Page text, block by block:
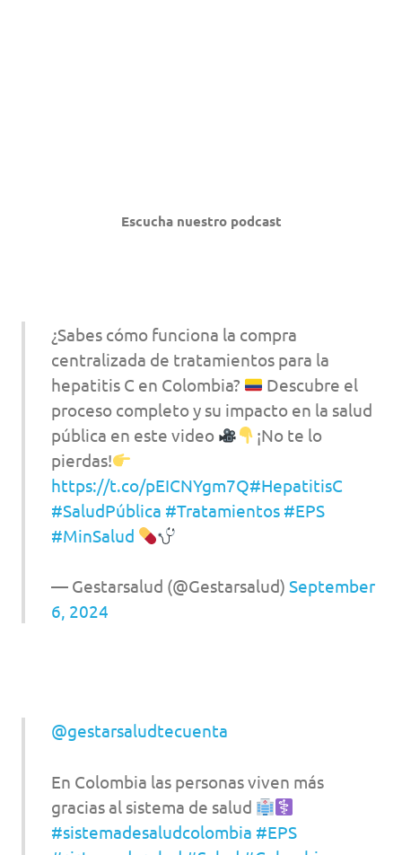
Escucha nuestro podcast
¿Sabes cómo funciona la compra
centralizada de tratamientos para la
hepatitis C en Colombia?
Descubre el
proceso completo y su impacto en la salud
pública en este video
¡No te lo
pierdas!
https://t.co/pEICNYgm7Q#HepatitisC
#SaludPública #Tratamientos #EPS
#MinSalud
— Gestarsalud (@Gestarsalud) September
6, 2024
@gestarsaludtecuenta
En Colombia las personas viven más
gracias al sistema de salud
#sistemadesaludcolombia #EPS